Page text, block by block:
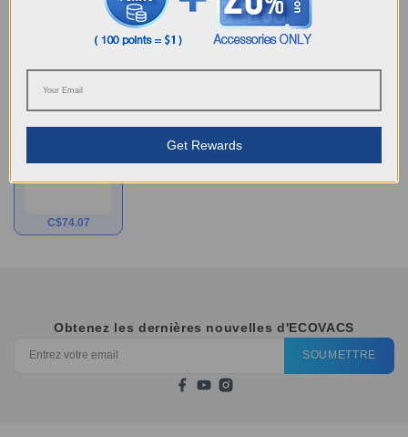
Staphylococcus aureus et des moisissures qui peuvent
causer des odeurs désagréables, la décoloration ou la
Numéro de modèle
X5 PRO OMNI/X2
OMNI/T30S/T30S
C$74.07
Obtenez les dernières nouvelles d'ECOVACS
SOUMETTRE
Get Rewards